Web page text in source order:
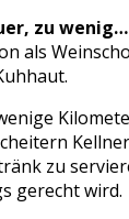
zu wenig…
als
zu
gerecht wird.